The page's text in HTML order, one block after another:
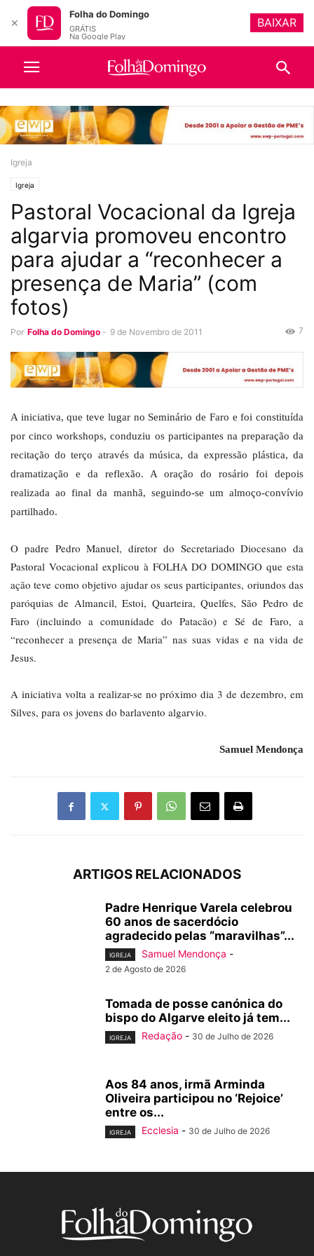
Igreja
Igreja
Pastoral Vocacional da Igreja
algarvia promoveu encontro
para ajudar a “reconhecer a
presença de Maria” (com
fotos)
Por Folha do Domingo - 9 de Novembro de 2011 7
A iniciativa, que teve lugar no Seminário de Faro e foi constituída
por cinco workshops, conduziu os participantes na preparação da
recitação do terço através da música, da expressão plástica, da
dramatização e da reflexão. A oração do rosário foi depois
realizada ao final da manhã, seguindo-se um almoço-convívio
partilhado.
O padre Pedro Manuel, diretor do Secretariado Diocesano da
Pastoral Vocacional explicou à FOLHA DO DOMINGO que esta
ação teve como objetivo ajudar os seus participantes, oriundos das
paróquias de Almancil, Estoi, Quarteira, Quelfes, São Pedro de
Faro (incluindo a comunidade do Patacão) e Sé de Faro, a
“reconhecer a presença de Maria” nas suas vidas e na vida de
Jesus.
A iniciativa volta a realizar-se no próximo dia 3 de dezembro, em
Silves, para os jovens do barlavento algarvio.
Samuel Mendonça
ARTIGOS RELACIONADOS
Padre Henrique Varela celebrou
60 anos de sacerdócio
agradecido pelas “maravilhas”...
IGREJA Samuel Mendonça -
2 de Agosto de 2026
Tomada de posse canónica do
bispo do Algarve eleito já tem...
IGREJA Redação - 30 de Julho de 2026
Aos 84 anos, irmã Arminda
Oliveira participou no ‘Rejoice’
entre os...
IGREJA Ecclesia - 30 de Julho de 2026
✕
Folha do Domingo
GRÁTIS
Na Google Play
BAIXAR